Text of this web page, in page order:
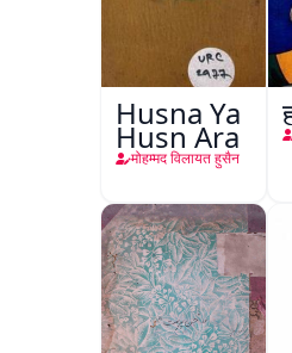
Husna Ya
Husn Ara
मोहम्मद विलायत हुसैन